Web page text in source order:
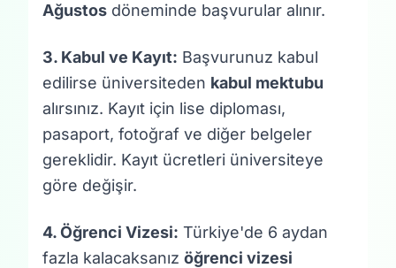
Ağustos döneminde başvurular alınır.
3. Kabul ve Kayıt: Başvurunuz kabul
edilirse üniversiteden kabul mektubu
alırsınız. Kayıt için lise diploması,
pasaport, fotoğraf ve diğer belgeler
gereklidir. Kayıt ücretleri üniversiteye
göre değişir.
4. Öğrenci Vizesi: Türkiye'de 6 aydan
fazla kalacaksanız öğrenci vizesi